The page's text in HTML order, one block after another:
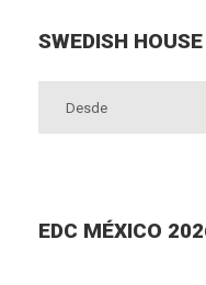
SWEDISH
Desde
EDC MÉXICO